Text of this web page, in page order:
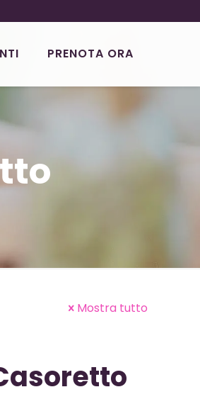
PRENOTA ORA
Mostra tutto